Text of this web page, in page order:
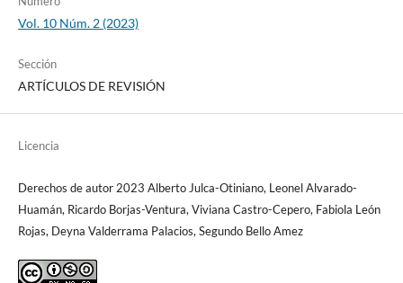
Vol. 10 Núm. 2 (2023)
Sección
ARTÍCULOS DE REVISIÓN
Licencia
Derechos de autor 2023 Alberto Julca-Otiniano, Leonel Alvarado-
Huamán, Ricardo Borjas-Ventura, Viviana Castro-Cepero, Fabiola León
Rojas, Deyna Valderrama Palacios, Segundo Bello Amez